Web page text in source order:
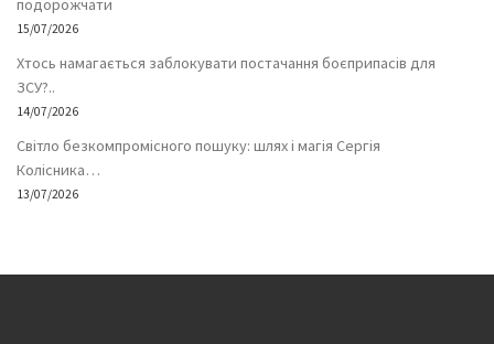
подорожчати
15/07/2026
Хтось намагається заблокувати постачання боєприпасів для
ЗСУ?..
14/07/2026
Світло безкомпромісного пошуку: шлях і магія Сергія
Колісника…
13/07/2026